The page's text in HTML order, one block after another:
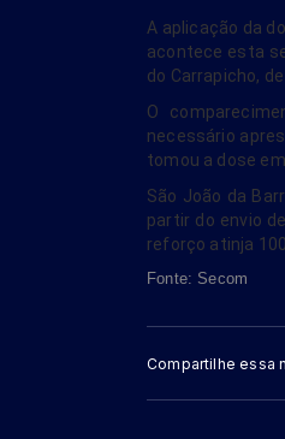
A aplicação da
acontece esta
do Carrapicho,
O
necessário
tomou a dose
São João da
partir do envio
reforço atinja
Fonte: Secom
Compartilhe essa